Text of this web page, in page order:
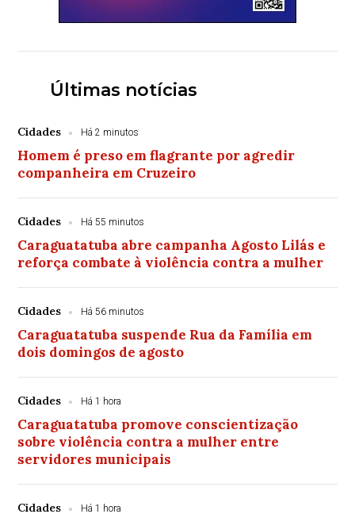
Últimas notícias
Cidades Há 2 minutos
Homem é preso em flagrante por agredir
companheira em Cruzeiro
Cidades Há 55 minutos
Caraguatatuba abre campanha Agosto Lilás e
reforça combate à violência contra a mulher
Cidades Há 56 minutos
Caraguatatuba suspende Rua da Família em
dois domingos de agosto
Cidades Há 1 hora
Caraguatatuba promove conscientização
sobre violência contra a mulher entre
servidores municipais
Cidades Há 1 hora